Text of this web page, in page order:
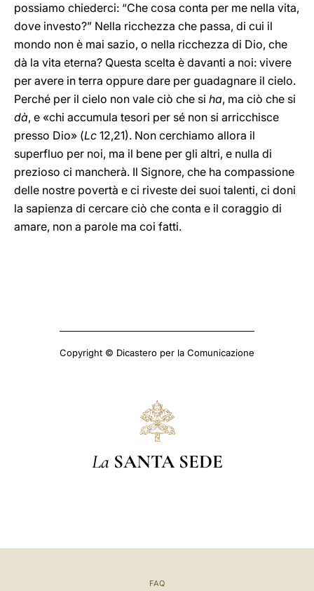
possiamo chiederci: “Che cosa conta per me nella vita,
dove investo?” Nella ricchezza che passa, di cui il
mondo non è mai sazio, o nella ricchezza di Dio, che
dà la vita eterna? Questa scelta è davanti a noi: vivere
per avere in terra oppure dare per guadagnare il cielo.
Perché per il cielo non vale ciò che si ha, ma ciò che si
dà, e «chi accumula tesori per sé non si arricchisce
presso Dio» (Lc 12,21). Non cerchiamo allora il
superfluo per noi, ma il bene per gli altri, e nulla di
prezioso ci mancherà. Il Signore, che ha compassione
delle nostre povertà e ci riveste dei suoi talenti, ci doni
la sapienza di cercare ciò che conta e il coraggio di
amare, non a parole ma coi fatti.
Copyright © Dicastero per la Comunicazione
La SANTA SEDE
FAQ